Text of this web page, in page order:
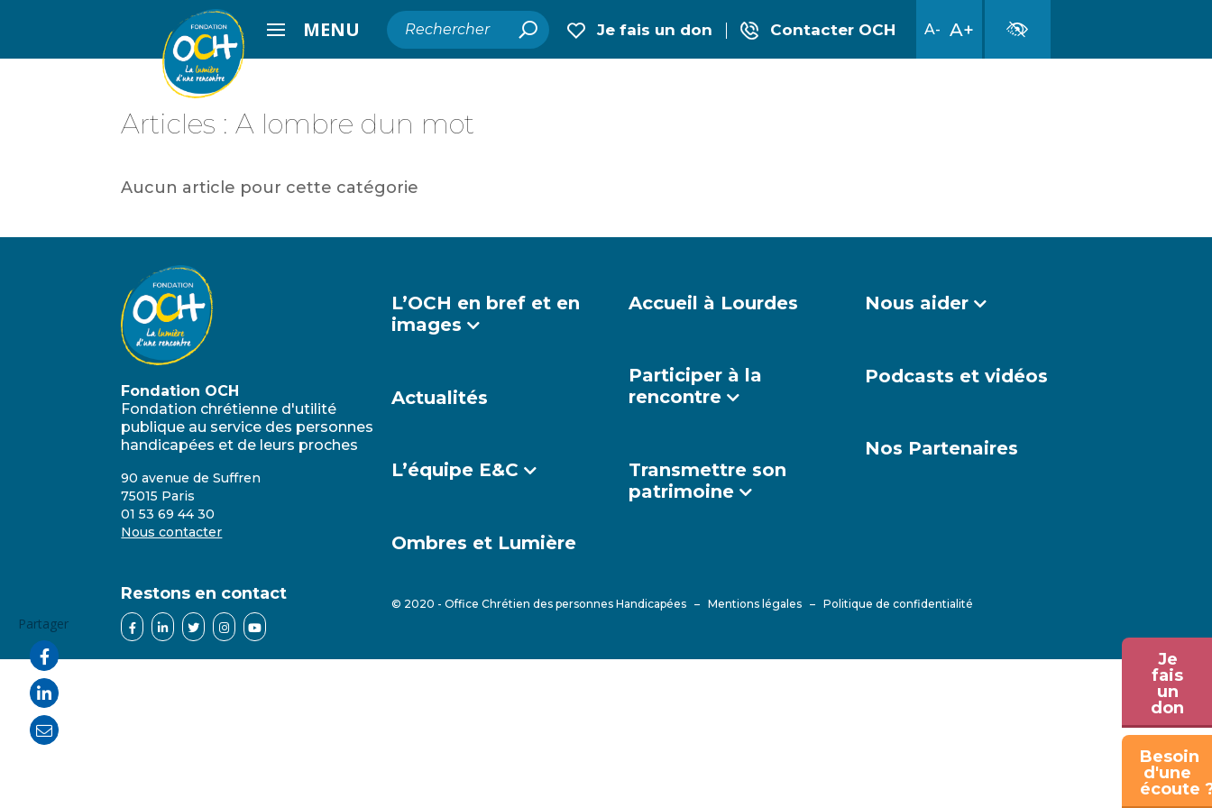
Je
fais
un
don
Besoin
d'une
écoute
MENU Je fais un don Contacter OCH A- A+
Articles : A lombre dun mot
Aucun article pour cette catégorie
Partager
Fondation OCH
Fondation chrétienne d'utilité
publique au service des personnes
handicapées et de leurs proches
90 avenue de Suffren
75015 Paris
01 53 69 44 30
Nous contacter
Restons en contact
L’OCH en bref et en
images
Actualités
L’équipe E&C
Ombres et Lumière
Accueil à Lourdes
Participer à la
rencontre
Transmettre son
patrimoine
Nous aider
Podcasts et vidéos
Nos Partenaires
© 2020 - Office Chrétien des personnes Handicapées –Mentions légales –Politique de confidentialité